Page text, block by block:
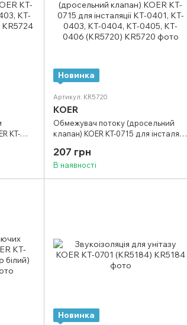
KT-
Новинка
Артикул: KR5720
KOER
Обмежувач потоку (дросельний
клапан) KOER KT-0715 для інсталяції
KT-0406 (KR5720)
207 грн
В наявності
Новинка